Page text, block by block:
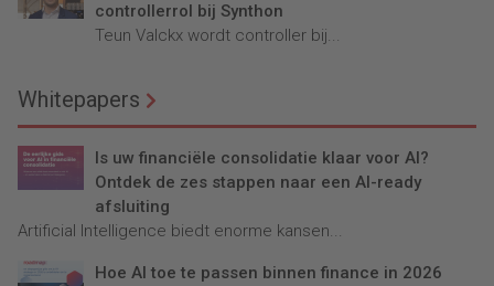
controllerrol bij Synthon
Teun Valckx wordt controller bij...
Whitepapers
Is uw financiële consolidatie klaar voor AI?
Ontdek de zes stappen naar een AI-ready
afsluiting
Artificial Intelligence biedt enorme kansen...
Hoe AI toe te passen binnen finance in 2026